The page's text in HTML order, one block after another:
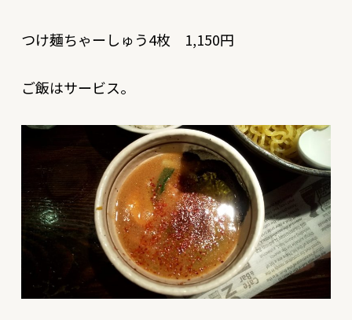
つけ麺ちゃーしゅう4枚 1,150円
ご飯はサービス。